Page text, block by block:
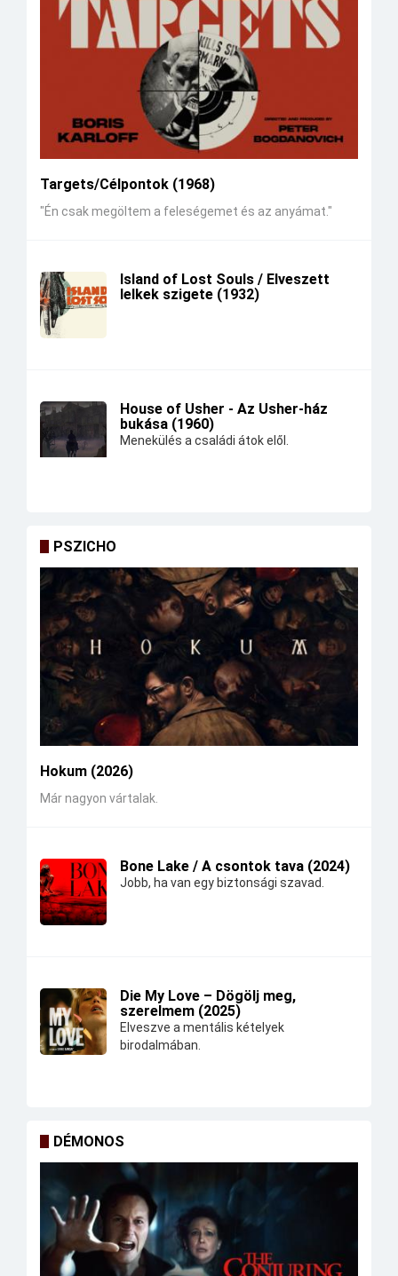
Targets/Célpontok (1968)
"Én csak megöltem a feleségemet és az anyámat."
Island of Lost Souls / Elveszett
lelkek szigete (1932)
House of Usher - Az Usher-ház
bukása (1960)
Menekülés a családi átok elől.
PSZICHO
Hokum (2026)
Már nagyon vártalak.
Bone Lake / A csontok tava (2024)
Jobb, ha van egy biztonsági szavad.
Die My Love – Dögölj meg,
szerelmem (2025)
Elveszve a mentális kételyek
birodalmában.
DÉMONOS